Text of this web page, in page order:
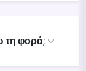
τη φορά;